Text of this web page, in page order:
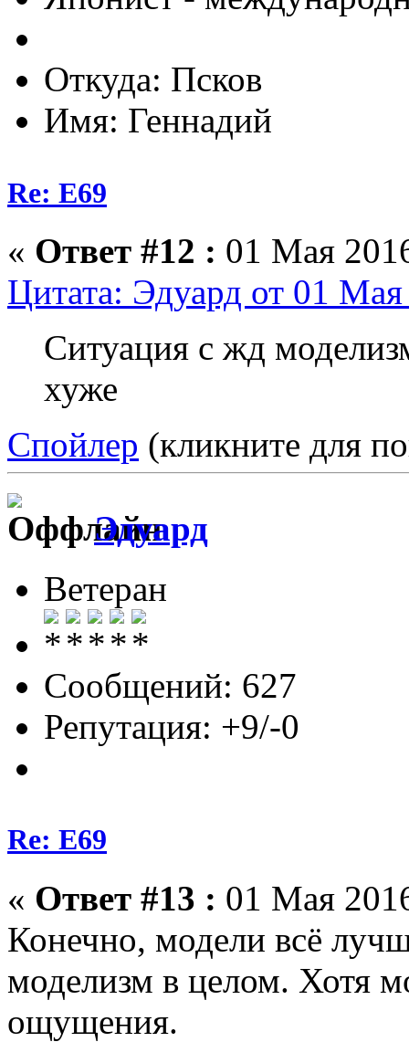
Откуда: Псков
Имя: Геннадий
Re: E69
« Ответ #12 : 01 Мая
Цитата: Эдуард от 01
Ситуация с жд
хуже
Спойлер (кликните для
Эдуард
Ветеран
Сообщений: 627
Репутация: +9/-0
Re: E69
« Ответ #13 : 01 Мая
Конечно, модели всё
моделизм в целом. Хотя
ощущения.